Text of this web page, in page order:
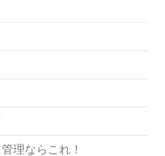
理ならこれ！